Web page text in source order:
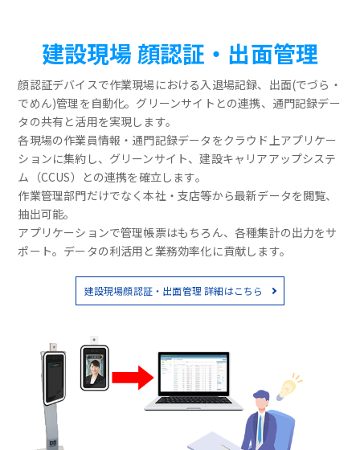
建設現場 顔認証・出面管理
顔認証デバイスで作業現場における入退場記録、出面(でづら・
でめん)管理を自動化。グリーンサイトとの連携、通門記録デー
タの共有と活用を実現します。
各現場の作業員情報・通門記録データをクラウド上アプリケー
ションに集約し、グリーンサイト、建設キャリアアップシステ
ム（CCUS）との連携を確立します。
作業管理部門だけでなく本社・支店等から最新データを閲覧、
抽出可能。
アプリケーションで管理帳票はもちろん、各種集計の出力をサ
ポート。データの利活用と業務効率化に貢献します。
建設現場顔認証・出面管理 詳細はこちら